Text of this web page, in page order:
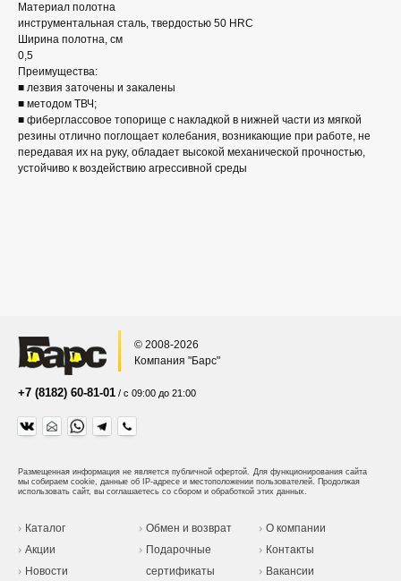
Материал полотна
инструментальная сталь, твердостью 50 HRС
Ширина полотна, см
0,5
Преимущества:
■ лезвия заточены и закалены
■ методом ТВЧ;
■ фиберглассовое топорище с накладкой в нижней части из мягкой
резины отлично поглощает колебания, возникающие при работе, не
передавая их на руку, обладает высокой механической прочностью,
устойчиво к воздействию агрессивной среды
© 2008-2026
Компания "Барс"
+7 (8182) 60-81-01 / с 09:00 до 21:00
Размещенная информация не является публичной офертой. Для функционирования сайта
мы собираем cookie, данные об IP-адресе и местоположении пользователей. Продолжая
использовать сайт, вы соглашаетесь со сбором и обработкой этих данных.
Каталог
Акции
Новости
Обмен и возврат
Подарочные
сертификаты
О компании
Контакты
Вакансии